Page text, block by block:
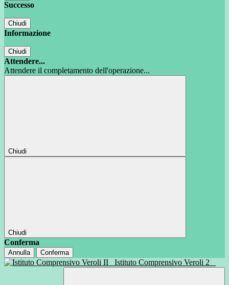
Successo
Chiudi
Informazione
Chiudi
Attendere...
Attendere il completamento dell'operazione...
Chiudi
Chiudi
Conferma
Annulla Conferma
Istituto Comprensivo Veroli 2